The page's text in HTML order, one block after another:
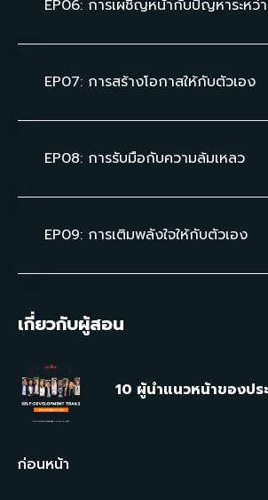
EP06: การเผชิญหน้ากับปัญหาระหว่
EP07: การสร้างโอกาสให้กับตัวเอง
EP08: การรับมือกับความล้มเหลว
EP09: การเติมพลังใจให้กับตัวเอง
เกี่ยวกับผู้สอน
10 ผู้นำแนวหน้าของปร
ก่อนหน้า